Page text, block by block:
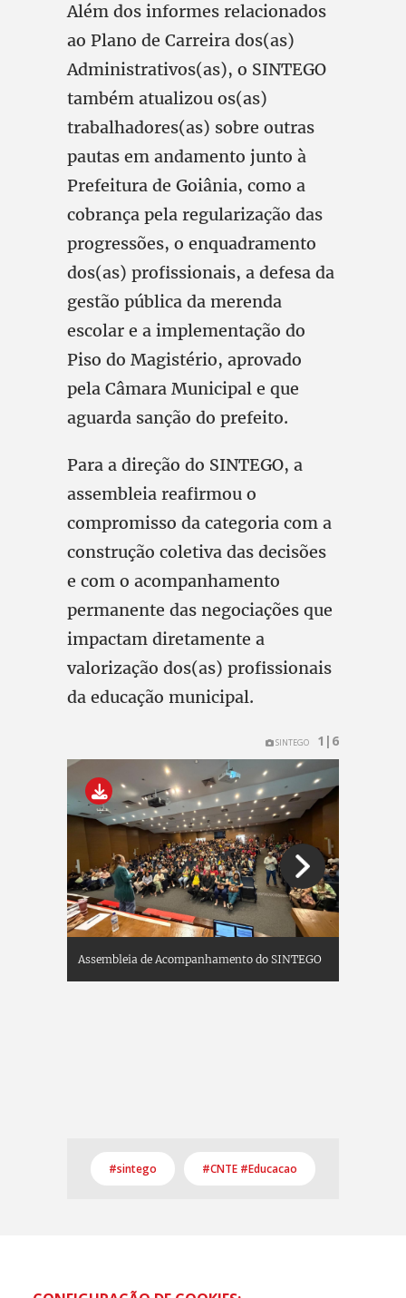
Além dos informes relacionados
ao Plano de Carreira dos(as)
Administrativos(as), o SINTEGO
também atualizou os(as)
trabalhadores(as) sobre outras
pautas em andamento junto à
Prefeitura de Goiânia, como a
cobrança pela regularização das
progressões, o enquadramento
dos(as) profissionais, a defesa da
gestão pública da merenda
escolar e a implementação do
Piso do Magistério, aprovado
pela Câmara Municipal e que
aguarda sanção do prefeito.
Para a direção do SINTEGO, a
assembleia reafirmou o
compromisso da categoria com a
construção coletiva das decisões
e com o acompanhamento
permanente das negociações que
impactam diretamente a
valorização dos(as) profissionais
da educação municipal.
#sintego #CNTE #Educacao